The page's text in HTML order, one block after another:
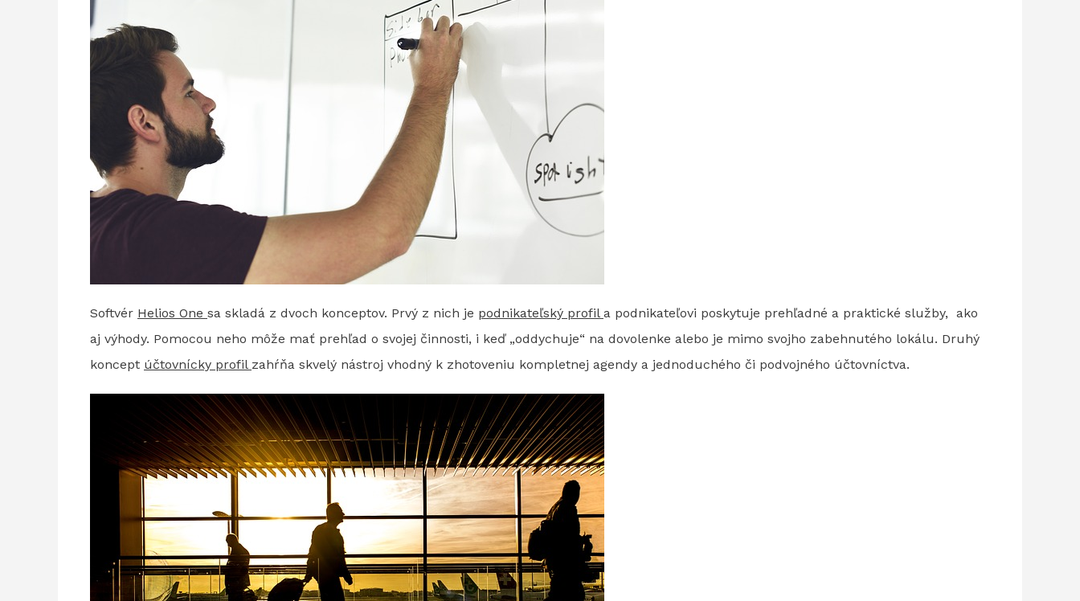
Softvér Helios One sa skladá z dvoch konceptov. Prvý z nich je podnikateľský profil a podnikateľovi poskytuje prehľadné a praktické služby, ako
aj výhody. Pomocou neho môže mať prehľad o svojej činnosti, i keď „oddychuje“ na dovolenke alebo je mimo svojho zabehnutého lokálu. Druhý
koncept účtovnícky profil zahŕňa skvelý nástroj vhodný k zhotoveniu kompletnej agendy a jednoduchého či podvojného účtovníctva.